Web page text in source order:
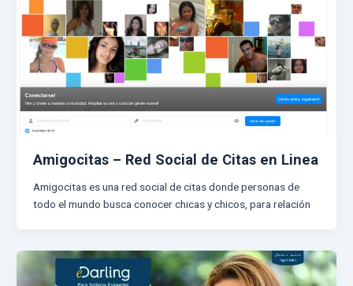
Amigocitas – Red Social de Citas en Linea
Amigocitas es una red social de citas donde personas de
todo el mundo busca conocer chicas y chicos, para relación